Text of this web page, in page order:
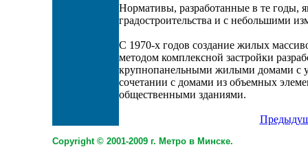
Нормативы, разработанные в те годы,
градостроительства и с небольшими
С 1970-х годов создание жилых
методом комплексной застройки
крупнопанельными жилыми домами с
сочетании с домами из объемных
общественными зданиями.
Copyright © 2001-2009 г. Метро в Минске.